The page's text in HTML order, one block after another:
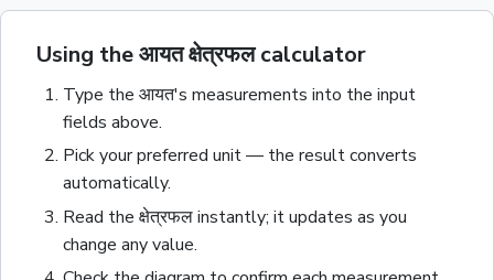
Using the आयत क्षेत्रफल calculator
Type the आयत's measurements into the input
fields above.
Pick your preferred unit — the result converts
automatically.
Read the क्षेत्रफलinstantly; it updates as you
change any value.